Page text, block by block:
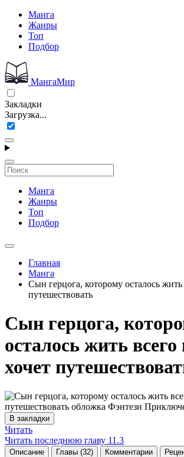
Манга
Жанры
Топ
Подбор
МангаМир
Закладки
Загрузка...
Манга
Жанры
Топ
Подбор
Главная
Манга
Сын герцога, которому осталось жить
путешествовать
Сын герцога,
осталось жить всего
хочет
В закладки
Читать
Читать последнюю главу 11.3
Описание Главы (32) Комментарии